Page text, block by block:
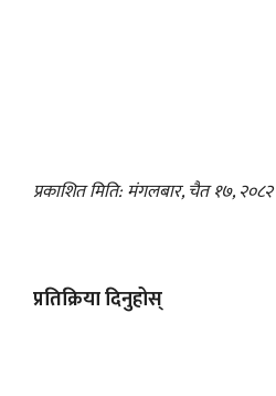
प्रकाशित मिति: मंगलबार, चैत १७, २०८२
प्रतिक्रिया दिनुहोस्